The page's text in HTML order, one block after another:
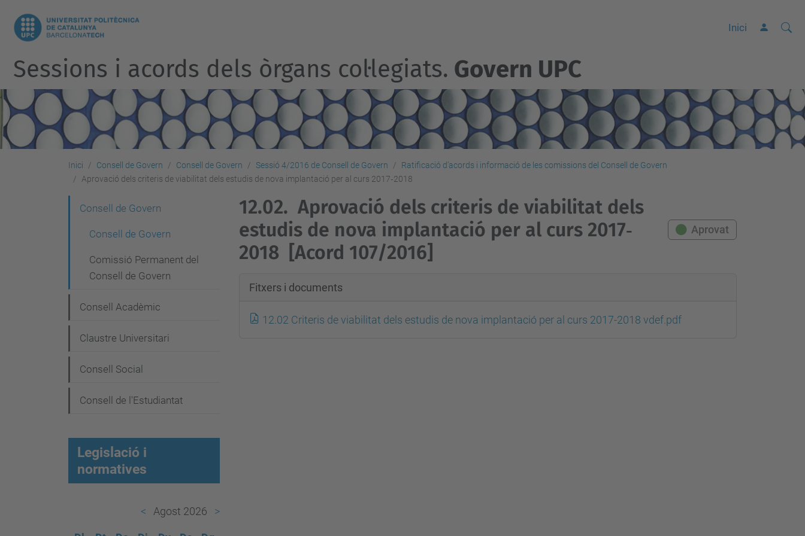
Inici Cerca
C
a
a
v
a
Sessions i acords dels òrgans col·legiats. Govern UPC
Inici Consell de Govern Consell de Govern Sessió 4/2016 de Consell de Govern
Ratificació d’acords i informació de les comissions del Consell de Govern
Aprovació dels criteris de viabilitat dels estudis de nova implantació per al curs 2017‐2018
12.02. Aprovació dels criteris de viabilitat dels
estudis de nova implantació per al curs 2017‐
2018
[Acord 107/2016]
Aprovat
Fitxers i documents
12.02 Criteris de viabilitat dels estudis de nova implantació per al curs 2017-2018 vdef.pdf
g
c
i
Consell de Govern
Consell de Govern
Comissió Permanent del
Consell de Govern
Consell Acadèmic
Claustre Universitari
Consell Social
Consell de l'Estudiantat
Legislació i
normatives
Agost 2026